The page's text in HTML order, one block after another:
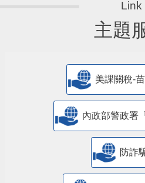
主題
美課關稅-
內政部警政署
防詐